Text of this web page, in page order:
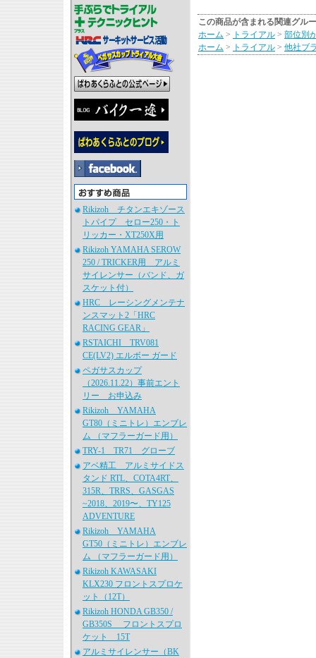
Rikizoh チタンエキゾース
トパイプ セロー250・ト
リッカー・XT250X用
Rikizoh YAMAHA SEROW
250 / TRICKER用 アルミ
サイレンサー（バンド、ガ
スケット付）
HRC レーシングメンテナ
ンスマット2「HRC
RACING GEAR」
RSTAICHI TRV081
CE(LV2) エルボー ガード
ペガサスカップ
（2026.11.22）事前エント
リー お申込み
Rikizoh YAMAHA
GT80（ミニトレ）エンブレ
ム （マフラーガード用）
TRY-1 TR71 グローブ
アベ精工 アルミサイドス
タンド RTL、COTA4RT、
315R、TRRS、GASGAS
~2018、2019〜、TY125
ADVENTURE
Rikizoh YAMAHA
GT50（ミニトレ）エンブレ
ム （マフラーガード用）
Rikizoh KAWASAKI
KLX230 フロントスプロケ
ット（12T）
Rikizoh HONDA GB350 /
GB350S フロントスプロ
ケット 15T
アルミサイレンサー（BK
この商品が含まれる関連グル
ホーム > トライアル > 部位別
ホーム > トライアル > 他社ブ